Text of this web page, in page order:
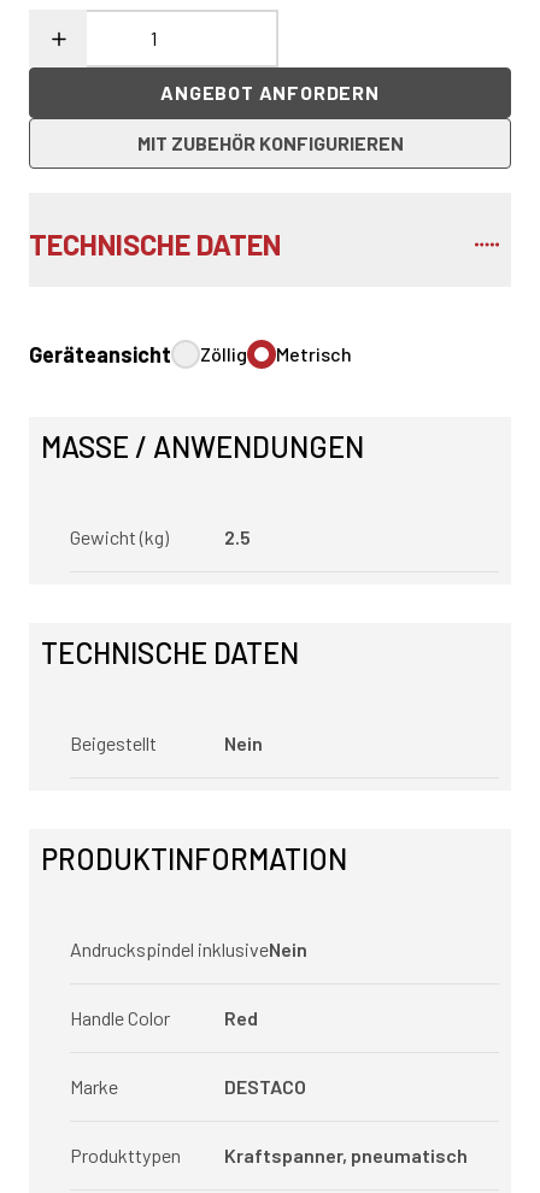
ANGEBOT ANFORDERN
MIT ZUBEHÖR KONFIGURIEREN
TECHNISCHE DATEN
Geräteansicht Zöllig Metrisch
MASSE / ANWENDUNGEN
Gewicht (kg) 2.5
TECHNISCHE DATEN
Beigestellt Nein
PRODUKTINFORMATION
Andruckspindel inklusiveNein
Handle Color Red
Marke DESTACO
Produkttypen Kraftspanner, pneumatisch